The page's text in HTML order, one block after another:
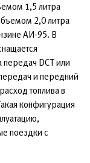
1,5 литра
2,0 литра
АИ-95. В
передач DCT или
и передний
топлива в
конфигурация
поездки с